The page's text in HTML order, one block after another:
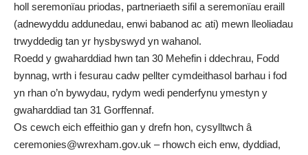
holl seremonïau priodas, partneriaeth sifil a seremonïau eraill
(adnewyddu addunedau, enwi babanod ac ati) mewn lleoliadau
trwyddedig tan yr hysbyswyd yn wahanol.
Roedd y gwaharddiad hwn tan 30 Mehefin i ddechrau, Fodd
bynnag, wrth i fesurau cadw pellter cymdeithasol barhau i fod
yn rhan o’n bywydau, rydym wedi penderfynu ymestyn y
gwaharddiad tan 31 Gorffennaf.
Os cewch eich effeithio gan y drefn hon, cysylltwch â
ceremonies@wrexham.gov.uk – rhowch eich enw, dyddiad,